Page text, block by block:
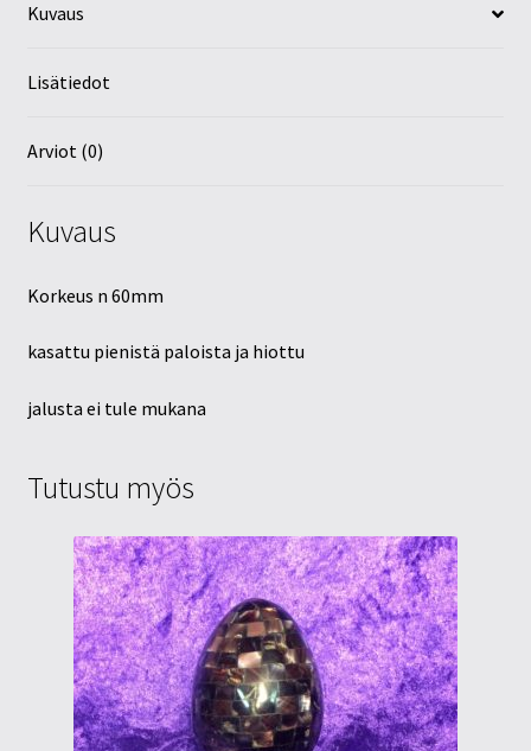
Kuvaus
Lisätiedot
Arviot (0)
Kuvaus
Korkeus n 60mm
kasattu pienistä paloista ja hiottu
jalusta ei tule mukana
Tutustu myös